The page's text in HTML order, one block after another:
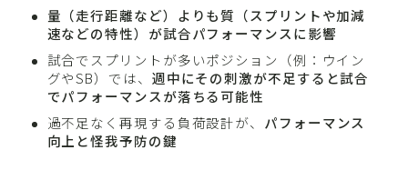
量（走行距離など）よりも質（スプリントや加減
速などの特性）が試合パフォーマンスに影響
試合でスプリントが多いポジション（例：ウイン
グやSB）では、 週中にその刺激が不足すると試合
でパフォーマンスが落ちる可能性
過不足なく再現する負荷設計が、 パフォーマンス
向上と怪我予防の鍵